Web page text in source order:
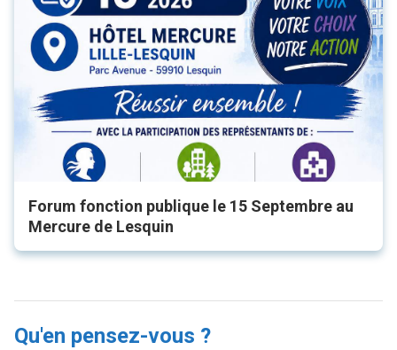
Forum fonction publique le 15 Septembre au
Mercure de Lesquin
Qu'en pensez-vous ?